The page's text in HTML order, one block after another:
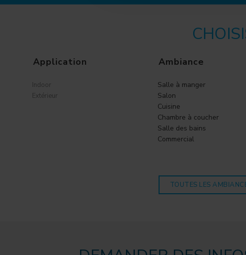
Application
Indoor
Extérieur
Ambiance
Salle à manger
Salon
Cuisine
Chambre à coucher
Salle des bains
Commercial
TOUTES LES